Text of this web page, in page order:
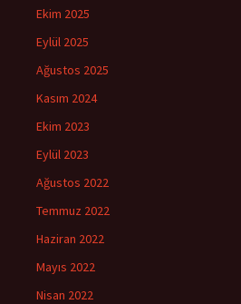
Ekim 2025
Eylül 2025
Ağustos 2025
Kasım 2024
Ekim 2023
Eylül 2023
Ağustos 2022
Temmuz 2022
Haziran 2022
Mayıs 2022
Nisan 2022